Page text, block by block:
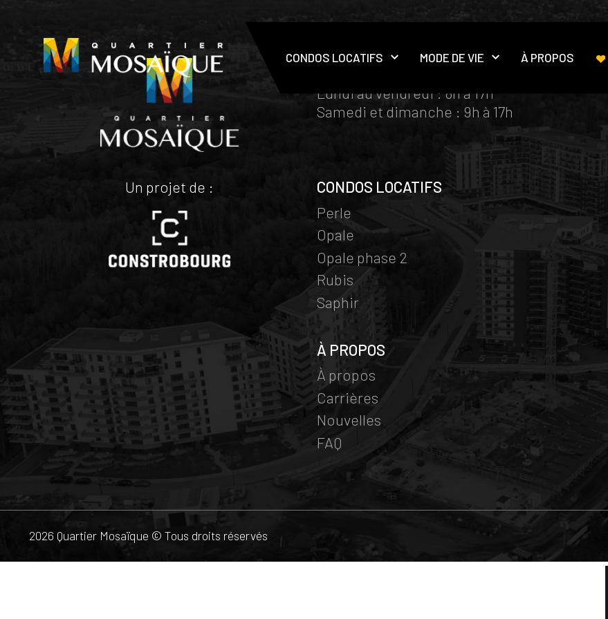
CONDOS LOCATIFS MODE DE VIE À PROPOS
HORAIRE BUREAUX DES VENTES
Lundi au vendredi : 8h à 17h
Samedi et dimanche : 9h à 17h
Un projet de :
CONDOS LOCATIFS
Perle
Opale
Opale phase 2
Rubis
Saphir
À PROPOS
À propos
Carrières
Nouvelles
FAQ
2026 Quartier Mosaïque © Tous droits réservés